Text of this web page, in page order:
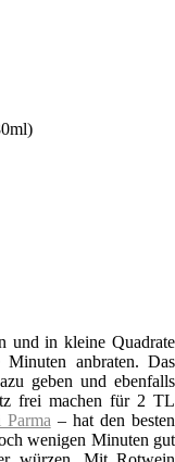
und in kleine Quadrate
anbraten. Das
geben und ebenfalls
frei machen für 2 TL
– hat den besten
wenigen Minuten gut